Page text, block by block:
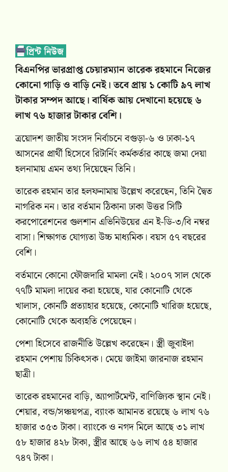
বিএনপির ভারপ্রাপ্ত চেয়ারম্যান তারেক রহমানে নিজের
কোনো গাড়ি ও বাড়ি নেই। তবে প্রায় ১ কোটি ৯৭ লাখ
টাকার সম্পদ আছে। বার্ষিক আয় দেখানো হয়েছে ৬
লাখ ৭৬ হাজার টাকার বেশি।
ত্রয়োদশ জাতীয় সংসদ নির্বাচনে বগুড়া-৬ ও ঢাকা-১৭
আসনের প্রার্থী হিসেবে রিটার্নিং কর্মকর্তার কাছে জমা দেয়া
হলনামায় এমন তথ্য দিয়েছেন তিনি।
তারেক রহমান তার হলফনামায় উল্লেখ করেছেন, তিনি দ্বৈত
নাগরিক নন। তার বর্তমান ঠিকানা ঢাকা উত্তর সিটি
করপোরেশনের গুলশান এভিনিউয়ের এন ই-ডি-৩/বি নম্বর
বাসা। শিক্ষাগত যোগ্যতা উচ্চ মাধ্যমিক। বয়স ৫৭ বছরের
বেশি।
বর্তমানে কোনো ফৌজদারি মামলা নেই। ২০০৭ সাল থেকে
৭৭টি মামলা দায়ের করা হয়েছে, যার কোনোটি থেকে
খালাস, কোনটি প্রত্যাহার হয়েছে, কোনোটি খারিজ হয়েছে,
কোনোটি থেকে অব্যহতি পেয়েছেন।
পেশা হিসেবে রাজনীতি উল্লেখ করেছেন। স্ত্রী জুবাইদা
রহমান পেশায় চিকিৎসক। মেয়ে জাইমা জারনাজ রহমান
ছাত্রী।
তারেক রহমানের বাড়ি, অ্যাপার্টমেন্ট, বাণিজ্যিক স্থান নেই।
শেয়ার, বন্ড/সঞ্চয়পত্র, ব্যাংক আমানত রয়েছে ৬ লাখ ৭৬
হাজার ৩৫৩ টাকা। ব্যাংকে ও নগদ মিলে আছে ৩১ লাখ
৫৮ হাজার ৪২৮ টাকা, স্ত্রীর আছে ৬৬ লাখ ৫৪ হাজার
৭৪৭ টাকা।